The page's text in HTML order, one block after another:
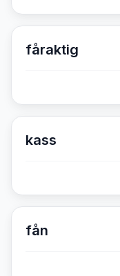
fåraktig
kass
fån